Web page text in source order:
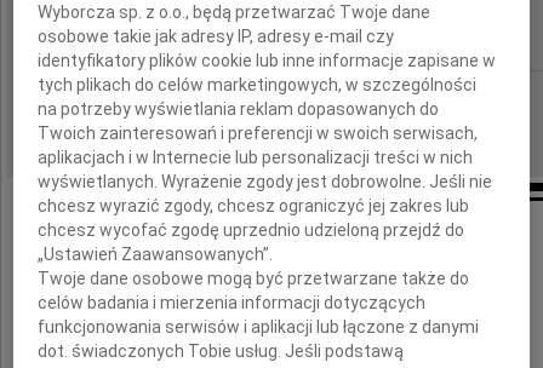
IMIĘ I NAZWISKO: Stefan Jurczak
REGION: Kraków
DATA EMISJI: 05.06.2012
Wyborcza sp. z o.o., będą przetwarzać Twoje dane
osobowe takie jak adresy IP, adresy e-mail czy
identyfikatory plików cookie lub inne informacje zapisane w
tych plikach do celów marketingowych, w szczególności
na potrzeby wyświetlania reklam dopasowanych do
Twoich zainteresowań i preferencji w swoich serwisach,
aplikacjach i w Internecie lub personalizacji treści w nich
wyświetlanych. Wyrażenie zgody jest dobrowolne. Jeśli nie
chcesz wyrazić zgody, chcesz ograniczyć jej zakres lub
chcesz wycofać zgodę uprzednio udzieloną przejdź do
„Ustawień Zaawansowanych”.
Twoje dane osobowe mogą być przetwarzane także do
celów badania i mierzenia informacji dotyczących
funkcjonowania serwisów i aplikacji lub łączone z danymi
dot. świadczonych Tobie usług. Jeśli podstawą